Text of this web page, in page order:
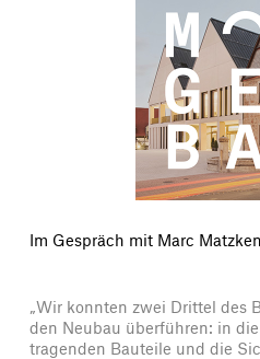
Im Gespräch mit Marc
„Wir konnten zwei Drittel des
den Neubau überführen: in
tragenden Bauteile und die